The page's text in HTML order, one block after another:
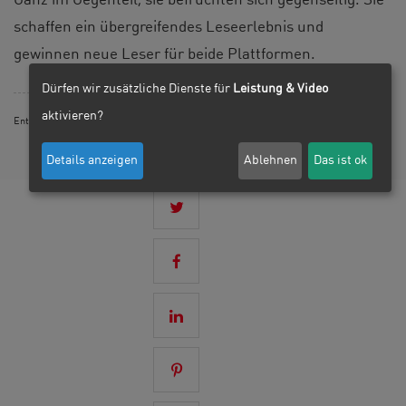
schaffen ein übergreifendes Leseerlebnis und
gewinnen neue Leser für beide Plattformen.
Entwurfswerk*
Dürfen wir zusätzliche Dienste für Leistung & Video
aktivieren?
Details anzeigen Ablehnen Das ist ok